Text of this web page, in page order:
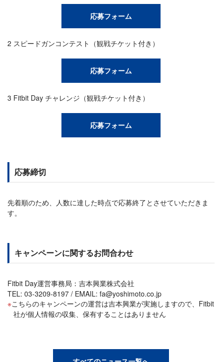
応募フォーム
2 スピードガンコンテスト（観戦チケット付き）
応募フォーム
3 Fitbit Day チャレンジ（観戦チケット付き）
応募フォーム
応募締切
先着順のため、人数に達した時点で応募終了とさせていただきま
す。
キャンペーンに関するお問合わせ
Fitbit Day運営事務局：吉本興業株式会社
TEL: 03-3209-8197 / EMAIL: fa@yoshimoto.co.jp
こちらのキャンペーンの運営は吉本興業が実施しますので、Fitbit
社が個人情報の収集、保有することはありません